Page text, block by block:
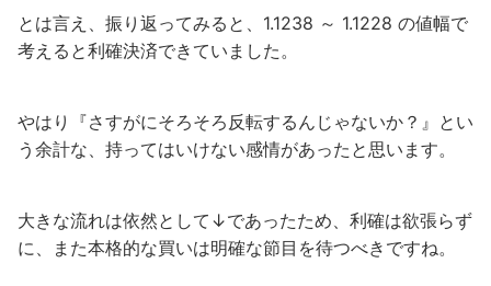
とは言え、振り返ってみると、1.1238 ～ 1.1228 の値幅で
考えると利確決済できていました。
やはり『さすがにそろそろ反転するんじゃないか？』とい
う余計な、持ってはいけない感情があったと思います。
大きな流れは依然として↓であったため、利確は欲張らず
に、また本格的な買いは明確な節目を待つべきですね。